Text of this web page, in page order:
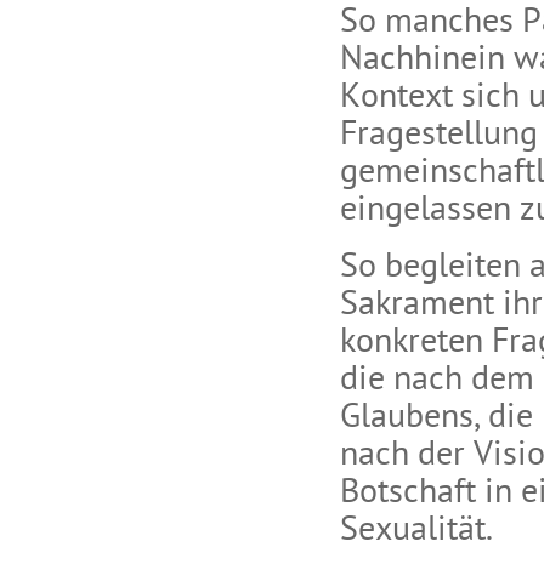
So manches
Nachhinein
Kontext sich
eingelassen
So begleiten
Sakrament
konkreten
die nach
Glaubens, die
nach der
Botschaft in
Sexualität.